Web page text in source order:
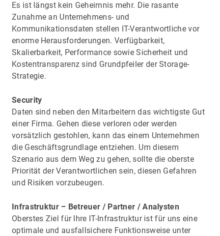
Es ist längst kein Geheimnis mehr. Die rasante
Zunahme an Unternehmens- und
Kommunikationsdaten stellen IT-Verantwortliche vor
enorme Herausforderungen. Verfügbarkeit,
Skalierbarkeit, Performance sowie Sicherheit und
Kostentransparenz sind Grundpfeiler der Storage-
Strategie.
Security
Daten sind neben den Mitarbeitern das wichtigste Gut
einer Firma. Gehen diese verloren oder werden
vorsätzlich gestohlen, kann das einem Unternehmen
die Geschäftsgrundlage entziehen. Um diesem
Szenario aus dem Weg zu gehen, sollte die oberste
Priorität der Verantwortlichen sein, diesen Gefahren
und Risiken vorzubeugen.
Infrastruktur – Betreuer / Partner / Analysten
Oberstes Ziel für Ihre IT-Infrastruktur ist für uns eine
optimale und ausfallsichere Funktionsweise unter